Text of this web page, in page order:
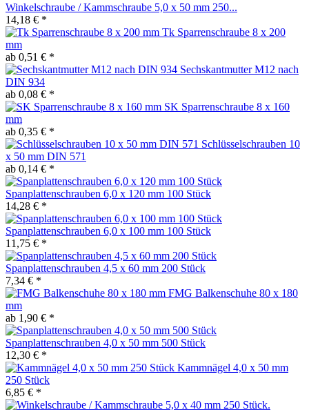
Winkelschraube / Kammschraube 5,0 x 50 mm 250...
14,18 € *
Tk Sparrenschraube 8 x 200
mm
ab 0,51 € *
Sechskantmutter M12 nach
DIN 934
ab 0,08 € *
SK Sparrenschraube 8 x 160
mm
ab 0,35 € *
Schlüsselschrauben 10
x 50 mm DIN 571
ab 0,14 € *
Spanplattenschrauben 6,0 x 120 mm 100 Stück
14,28 € *
Spanplattenschrauben 6,0 x 100 mm 100 Stück
11,75 € *
Spanplattenschrauben 4,5 x 60 mm 200 Stück
7,34 € *
FMG Balkenschuhe 80 x 180
mm
ab 1,90 € *
Spanplattenschrauben 4,0 x 50 mm 500 Stück
12,30 € *
Kammnägel 4,0 x 50 mm
250 Stück
6,85 € *